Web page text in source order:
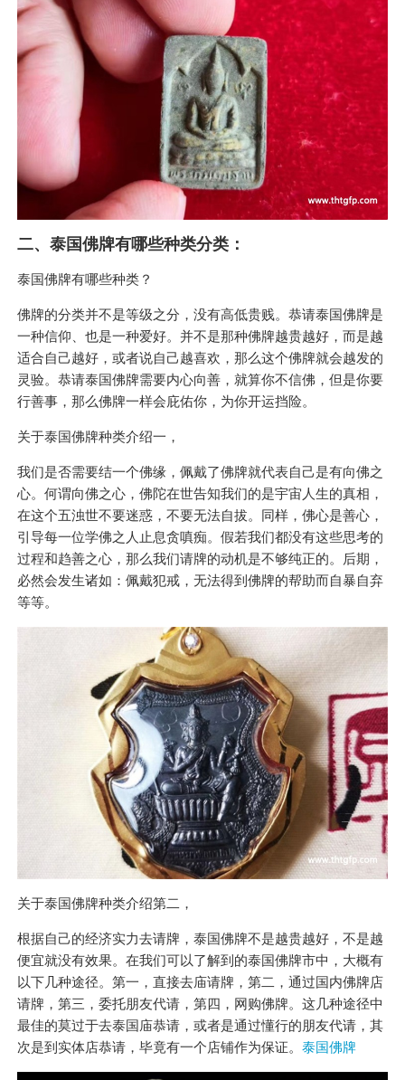
二、泰国佛牌有哪些种类分类：
泰国佛牌有哪些种类？
佛牌的分类并不是等级之分，没有高低贵贱。恭请泰国佛牌是
一种信仰、也是一种爱好。并不是那种佛牌越贵越好，而是越
适合自己越好，或者说自己越喜欢，那么这个佛牌就会越发的
灵验。恭请泰国佛牌需要内心向善，就算你不信佛，但是你要
行善事，那么佛牌一样会庇佑你，为你开运挡险。
关于泰国佛牌种类介绍一，
我们是否需要结一个佛缘，佩戴了佛牌就代表自己是有向佛之
心。何谓向佛之心，佛陀在世告知我们的是宇宙人生的真相，
在这个五浊世不要迷惑，不要无法自拔。同样，佛心是善心，
引导每一位学佛之人止息贪嗔痴。假若我们都没有这些思考的
过程和趋善之心，那么我们请牌的动机是不够纯正的。后期，
必然会发生诸如：佩戴犯戒，无法得到佛牌的帮助而自暴自弃
等等。
关于泰国佛牌种类介绍第二，
根据自己的经济实力去请牌，泰国佛牌不是越贵越好，不是越
便宜就没有效果。在我们可以了解到的泰国佛牌市中，大概有
以下几种途径。第一，直接去庙请牌，第二，通过国内佛牌店
请牌，第三，委托朋友代请，第四，网购佛牌。这几种途径中
最佳的莫过于去泰国庙恭请，或者是通过懂行的朋友代请，其
次是到实体店恭请，毕竟有一个店铺作为保证。 泰国佛牌